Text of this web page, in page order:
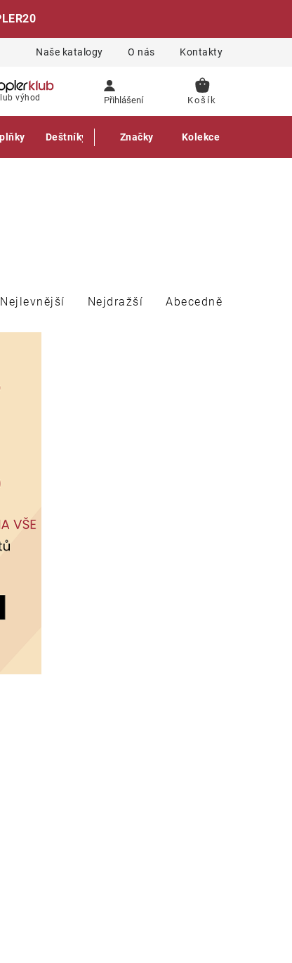
Naše katalogy O nás Kontakty
výhod Přihlášení
NÁKUPNÍ
Deštníky Gastro produkty
Značky Kolekce
Nejlevnější Nejdražší Abecedně